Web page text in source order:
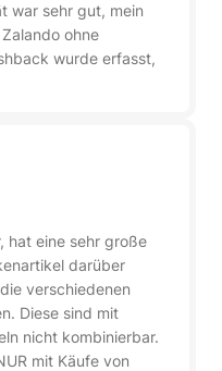
war sehr gut, mein
ohne
wurde erfasst,
hat eine sehr große
darüber
verschiedenen
Diese sind mit
nicht kombinierbar.
mit Käufe von